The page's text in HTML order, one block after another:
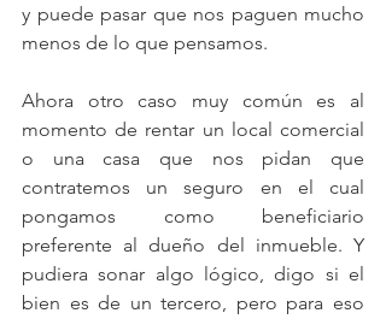
y puede pasar que nos paguen mucho
menos de lo que pensamos.
Ahora otro caso muy común es al
momento de rentar un local comercial
o una casa que nos pidan que
contratemos un seguro en el cual
pongamos como beneficiario
preferente al dueño del inmueble. Y
pudiera sonar algo lógico, digo si el
bien es de un tercero, pero para eso